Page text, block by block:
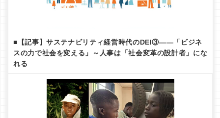
■【記事】サステナビリティ経営時代のDEI③——「ビジネ
スの力で社会を変える」～人事は「社会変革の設計者」にな
れる